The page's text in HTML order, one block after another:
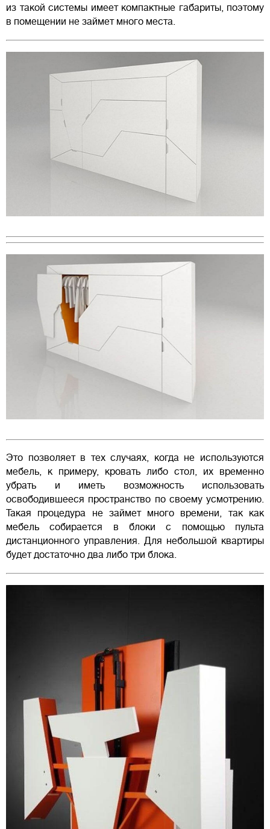
из такой системы имеет компактные габариты, поэтому
в помещении не займет много места.
Это позволяет в тех случаях, когда не используются
мебель, к примеру, кровать либо стол, их временно
убрать и иметь возможность использовать
освободившееся пространство по своему усмотрению.
Такая процедура не займет много времени, так как
мебель собирается в блоки с помощью пульта
дистанционного управления. Для небольшой квартиры
будет достаточно два либо три блока.